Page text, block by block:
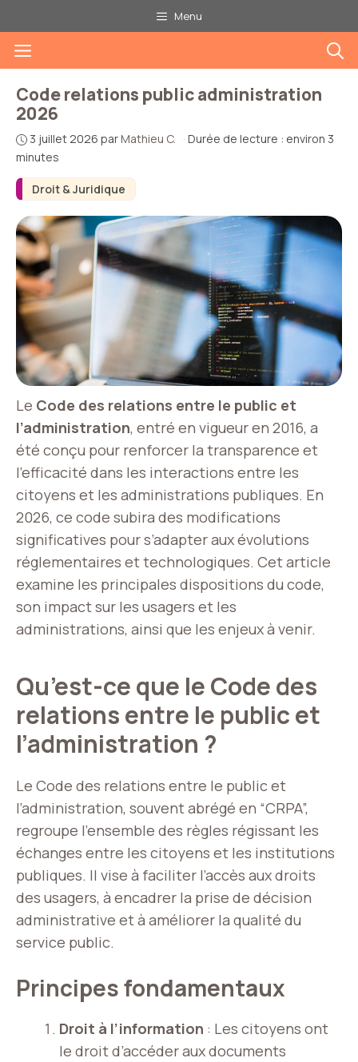
au
contenu
Menu
Menu
Droit & Juridique
Code relations public administration
2026
3 juillet 2026 parMathieu C. · Durée de lecture : environ 3
minutes
Le Code des relations entre le public et
l’administration, entré en vigueur en 2016, a
été conçu pour renforcer la transparence et
l’efficacité dans les interactions entre les
citoyens et les administrations publiques. En
2026, ce code subira des modifications
significatives pour s’adapter aux évolutions
réglementaires et technologiques. Cet article
examine les principales dispositions du code,
son impact sur les usagers et les
administrations, ainsi que les enjeux à venir.
Qu’est-ce que le Code des
relations entre le public et
l’administration ?
Le Code des relations entre le public et
l’administration, souvent abrégé en “CRPA”,
regroupe l’ensemble des règles régissant les
échanges entre les citoyens et les institutions
publiques. Il vise à faciliter l’accès aux droits
des usagers, à encadrer la prise de décision
administrative et à améliorer la qualité du
service public.
Principes fondamentaux
Droit à l’information : Les citoyens ont
le droit d’accéder aux documents